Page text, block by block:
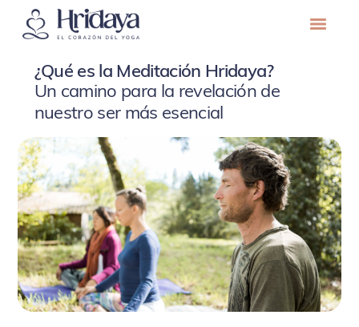
¿Qué es la Meditación Hridaya?
Un camino para la revelación de
nuestro ser más esencial